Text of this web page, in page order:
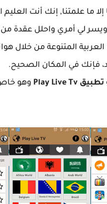
ما علمتنا, إنك أنت العليم
ويسر لي أمري واحلل عقدة
المتنوعة من خلال
فإنك في المكان الصحيح.
تطبيق Play Live Tv وهو خاص